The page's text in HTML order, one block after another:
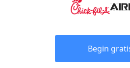
Begin